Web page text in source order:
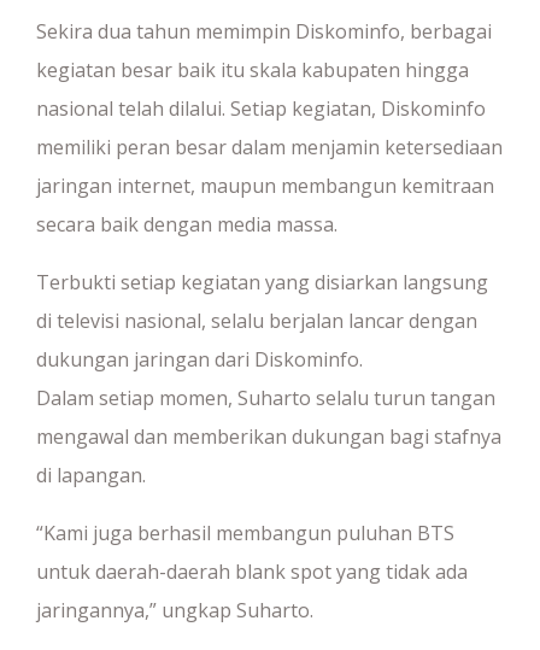
Sekira dua tahun memimpin Diskominfo, berbagai
kegiatan besar baik itu skala kabupaten hingga
nasional telah dilalui. Setiap kegiatan, Diskominfo
memiliki peran besar dalam menjamin ketersediaan
jaringan internet, maupun membangun kemitraan
secara baik dengan media massa.
Terbukti setiap kegiatan yang disiarkan langsung
di televisi nasional, selalu berjalan lancar dengan
dukungan jaringan dari Diskominfo.
Dalam setiap momen, Suharto selalu turun tangan
mengawal dan memberikan dukungan bagi stafnya
di lapangan.
“Kami juga berhasil membangun puluhan BTS
untuk daerah-daerah blank spot yang tidak ada
jaringannya,” ungkap Suharto.